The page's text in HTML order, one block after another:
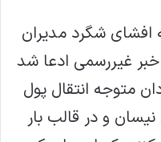
افشای شگرد مدیران
غیررسمی ادعا شد
متوجه انتقال پول
و در قالب بار